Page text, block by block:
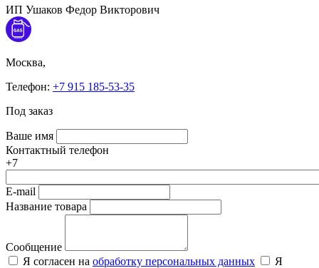
ИП Ушаков Федор Викторович
Москва,
Телефон: +7 915 185-53-35
Под заказ
Ваше имя
Контактный телефон
+7
E-mail
Название товара
Сообщение
Я согласен на обработку персональных данных
Я